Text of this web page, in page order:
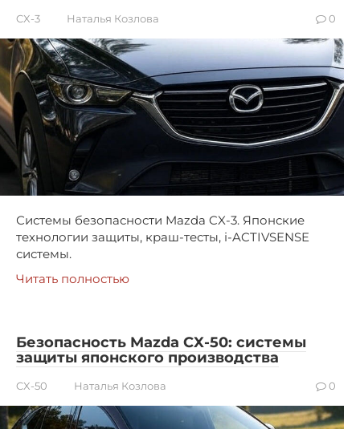
CX-3 Наталья Козлова 0
Системы безопасности Mazda CX-3. Японские
технологии защиты, краш-тесты, i-ACTIVSENSE
системы.
Читать полностью
Безопасность Mazda CX-50: системы
защиты японского производства
CX-50 Наталья Козлова 0